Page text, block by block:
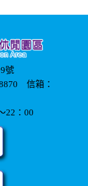
號
信箱：
22：00